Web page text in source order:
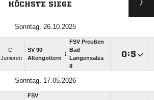
HÖCHSTE SIEGE
Sonntag, 26.10.2025
C-
Junioren
SV 90
Altengottern :
FSV Preußen
Bad
Langensalza
:
Sonntag, 17.05.2026
FSV